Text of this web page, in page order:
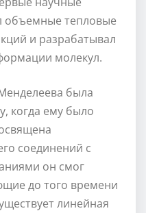
объемные тепловые
и разрабатывал
молекул.
была
когда ему было
соединений с
он смог
до того времени
линейная